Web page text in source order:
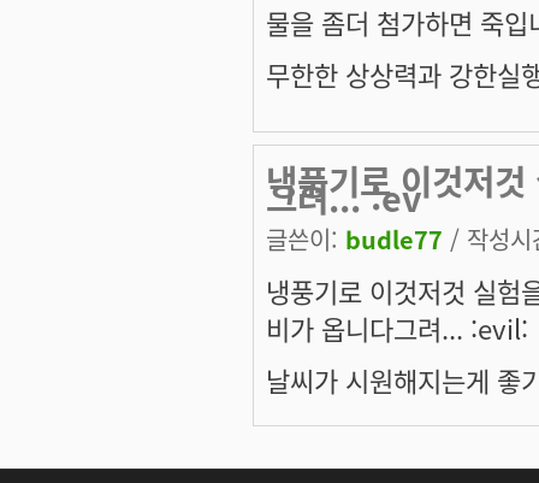
물을 좀더 첨가하면 죽입
무한한 상상력과 강한실
냉풍기로 이것저
그려... :ev
글쓴이: budle77 / 작성
냉풍기로 이것저것 실험
비가 옵니다그려... :evil:
날씨가 시원해지는게 좋